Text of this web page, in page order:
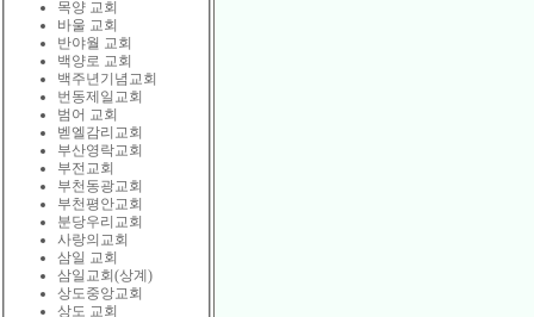
목양 교회
바울 교회
반야월 교회
백양로 교회
백주년기념교회
번동제일교회
범어 교회
벧엘감리교회
부산영락교회
부전교회
부천동광교회
부천평안교회
분당우리교회
사랑의교회
삼일 교회
삼일교회(상계)
상도중앙교회
상도 교회